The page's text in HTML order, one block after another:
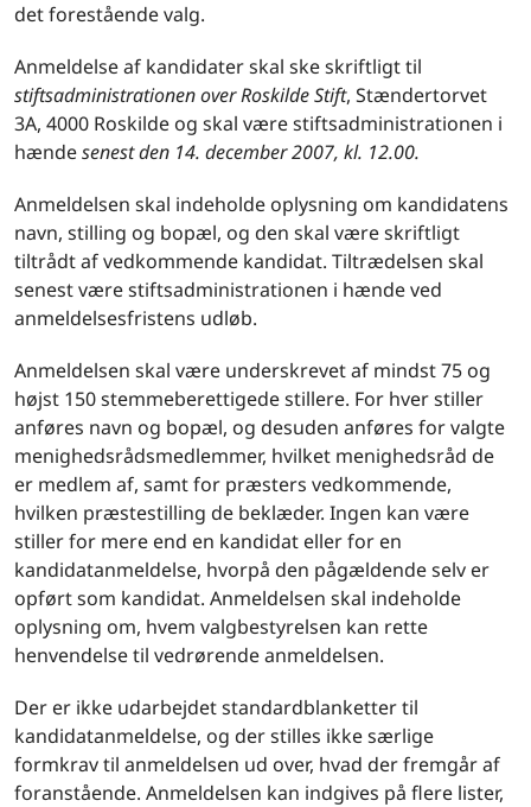
det forestående valg.
Anmeldelse af kandidater skal ske skriftligt til
stiftsadministrationen over Roskilde Stift, Stændertorvet
3A, 4000 Roskilde og skal være stiftsadministrationen i
hændesenest den 14. december 2007, kl. 12.00.
Anmeldelsen skal indeholde oplysning om kandidatens
navn, stilling og bopæl, og den skal være skriftligt
tiltrådt af vedkommende kandidat. Tiltrædelsen skal
senest være stiftsadministrationen i hænde ved
anmeldelsesfristens udløb.
Anmeldelsen skal være underskrevet af mindst 75 og
højst 150 stemmeberettigede stillere. For hver stiller
anføres navn og bopæl, og desuden anføres for valgte
menighedsrådsmedlemmer, hvilket menighedsråd de
er medlem af, samt for præsters vedkommende,
hvilken præstestilling de beklæder. Ingen kan være
stiller for mere end en kandidat eller for en
kandidatanmeldelse, hvorpå den pågældende selv er
opført som kandidat. Anmeldelsen skal indeholde
oplysning om, hvem valgbestyrelsen kan rette
henvendelse til vedrørende anmeldelsen.
Der er ikke udarbejdet standardblanketter til
kandidatanmeldelse, og der stilles ikke særlige
formkrav til anmeldelsen ud over, hvad der fremgår af
foranstående. Anmeldelsen kan indgives på flere lister,